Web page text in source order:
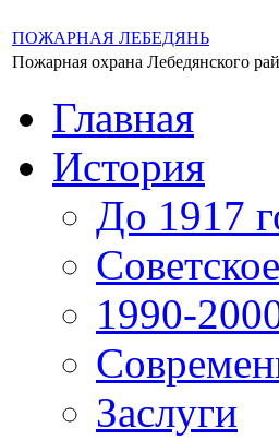
ПОЖАРНАЯ ЛЕБЕДЯНЬ
Пожарная охрана Лебедянского
Главная
История
До 1917
1990-
Заслуги